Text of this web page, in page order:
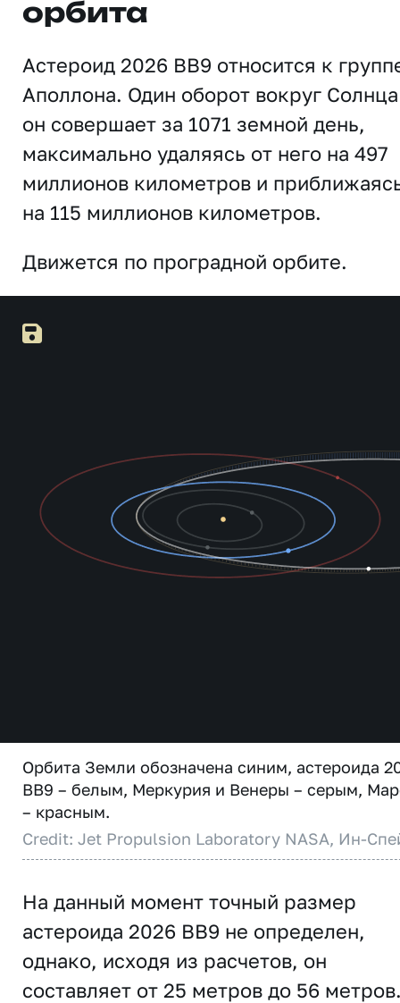
орбита
Астероид 2026 BB9 относится к
Аполлона. Один оборот вокруг Солнца
он совершает за 1071 земной день,
максимально удаляясь от него на 497
миллионов километров и
на 115 миллионов километров.
Движется по проградной орбите.
Орбита Земли обозначена синим, астероида
BB9 – белым, Меркурия и Венеры – серым,
– красным.
Credit: Jet Propulsion Laboratory NASA, Ин-
На данный момент точный размер
астероида 2026 BB9 не определен,
однако, исходя из расчетов, он
составляет от 25 метров до 56